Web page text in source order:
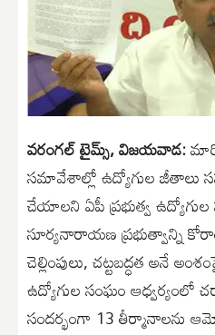
వరంగల్ టైమ్స్, విజయవాడ:
సమావేశాల్లో ఉద్యోగుల జీతాలు
చేయాలని ఏపీ ప్రభుత్వ ఉద్యోగుల
సూర్యనారాయణ ప్రభుత్వాన్ని
చెల్లింపులు, చట్టబద్ధత అనే
ఉద్యోగుల సంఘం ఆధ్వర్యంలో
సందర్భంగా 13 తీర్మానాలను